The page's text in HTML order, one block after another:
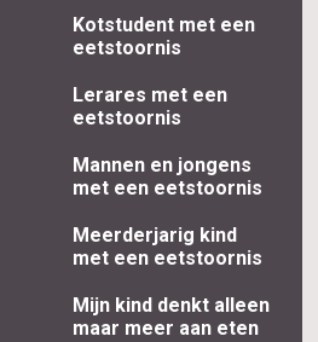
Kotstudent met een
eetstoornis
Lerares met een
eetstoornis
Mannen en jongens
met een eetstoornis
Meerderjarig kind
met een eetstoornis
Mijn kind denkt alleen
maar meer aan eten